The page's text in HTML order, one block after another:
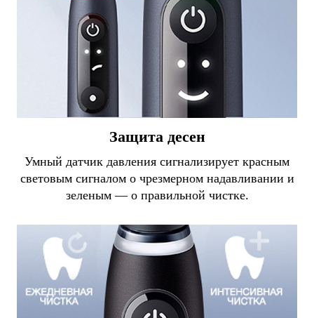
Защита десен
Умный датчик давления сигнализирует красным
световым сигналом о чрезмерном надавливании и
зеленым — о правильной чистке.